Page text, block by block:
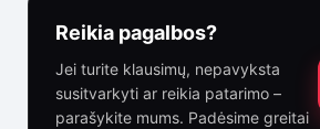
Reikia pagalbos?
Jei turite klausimų, nepavyksta
susitvarkyti ar reikia patarimo –
parašykite mums. Padėsime greitai